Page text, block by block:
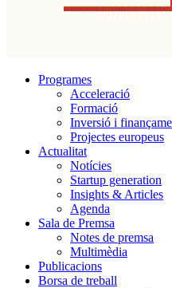
Programes
Acceleració
Formació
Inversió i
Projectes europeus
Actualitat
Notícies
Startup generation
Insights & Articles
Agenda
Sala de Premsa
Notes de premsa
Multimèdia
Publicacions
Borsa de treball